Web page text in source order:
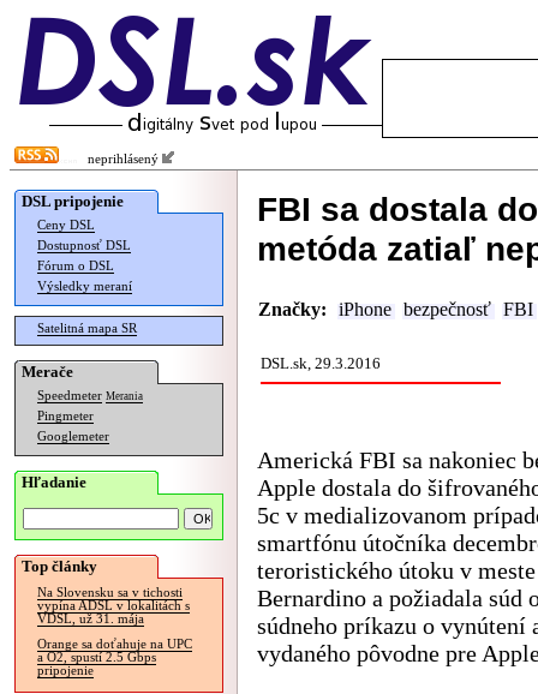
neprihlásený
DSL pripojenie
Ceny DSL
Dostupnosť DSL
Fórum o DSL
Výsledky meraní
Satelitná mapa SR
Merače
Speedmeter Merania
Pingmeter
Googlemeter
Hľadanie
Top články
Na Slovensku sa v tichosti
vypína ADSL v lokalitách s
VDSL, už 31. mája
Orange sa doťahuje na UPC
a O2, spustí 2.5 Gbps
pripojenie
FBI sa dostala
metóda zatiaľ
Značky: iPhone bezpečnosť FBI
DSL.sk, 29.3.2016
Americká FBI sa nakoniec
Apple dostala do
5c v medializovanom
smartfónu útočníka
teroristického útoku v meste
Bernardino a požiadala súd
súdneho príkazu o vynútení
vydaného pôvodne pre